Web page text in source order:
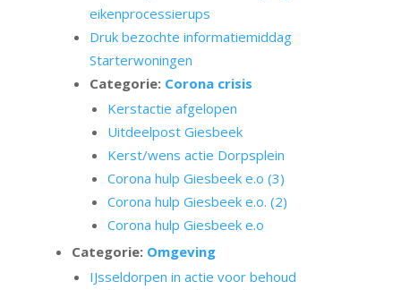
eikenprocessierups
Druk bezochte informatiemiddag
Starterwoningen
Categorie: Corona crisis
Kerstactie afgelopen
Uitdeelpost Giesbeek
Kerst/wens actie Dorpsplein
Corona hulp Giesbeek e.o (3)
Corona hulp Giesbeek e.o. (2)
Corona hulp Giesbeek e.o
Categorie: Omgeving
IJsseldorpen in actie voor behoud